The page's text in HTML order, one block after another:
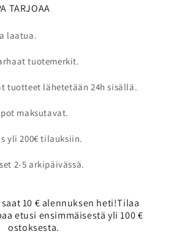
TARJOAA
laatua.
tuotemerkit.
tuotteet lähetetään 24h sisällä.
maksutavat.
yli 200€ tilauksiin.
2-5 arkipäivässä.
10 € alennuksen heti!Tilaa
etusi ensimmäisestä yli 100 €
ostoksesta.